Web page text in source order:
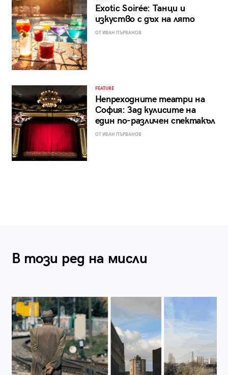
Exotic Soirée: Танци и
изкуство с дъх на лято
ОТ ИВАН ПЪРВАНОВ
FEATURE
Непреходните театри на
София: Зад кулисите на
един по-различен спектакъл
ОТ ИВАН ПЪРВАНОВ
В този ред на мисли